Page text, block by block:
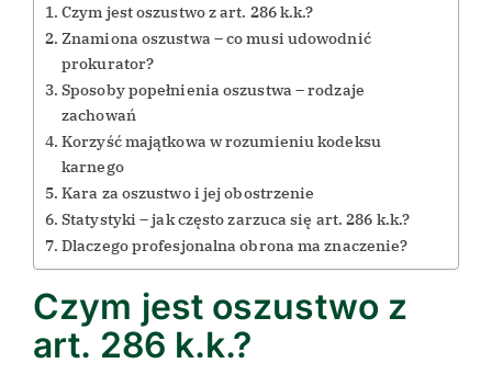
Czym jest oszustwo z art. 286 k.k.?
Znamiona oszustwa – co musi udowodnić
prokurator?
Sposoby popełnienia oszustwa – rodzaje
zachowań
Korzyść majątkowa w rozumieniu kodeksu
karnego
Kara za oszustwo i jej obostrzenie
Statystyki – jak często zarzuca się art. 286 k.k.?
Dlaczego profesjonalna obrona ma znaczenie?
Czym jest oszustwo z
art. 286 k.k.?